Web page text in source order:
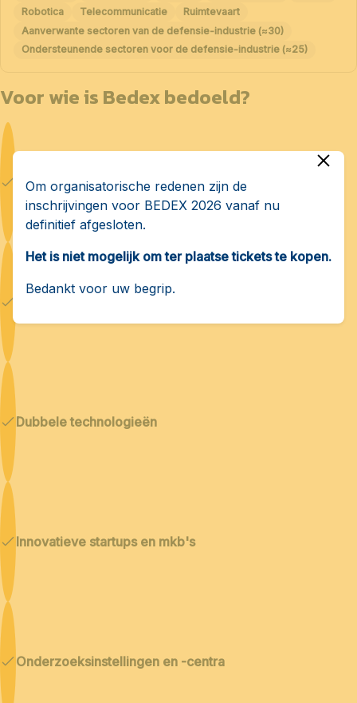
Robotica Telecommunicatie
Ruimtevaart
Aanverwante sectoren van de defensie-industrie (≈30)
Ondersteunende sectoren voor de defensie-industrie (≈25)
Voor wie is Bedex bedoeld?
Defensiefabrikanten
Dubbele technologieën
Innovatieve startups en mkb's
Onderzoeksinstellingen en -centra
Om organisatorische redenen zijn de
inschrijvingen voor BEDEX 2026 vanaf nu
definitief afgesloten.
Het is niet mogelijk om ter plaatse tickets te kopen.
Bedankt voor uw begrip.